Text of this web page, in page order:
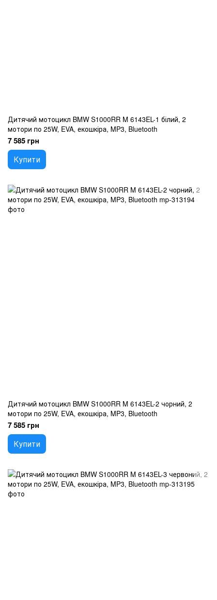
Дитячий мотоцикл BMW S1000RR M 6143EL-1 білий, 2
мотори по 25W, EVA, екошкіра, MP3, Bluetooth
7 585 грн
Купити
Дитячий мотоцикл BMW S1000RR M 6143EL-2 чорний, 2
мотори по 25W, EVA, екошкіра, MP3, Bluetooth
7 585 грн
Купити